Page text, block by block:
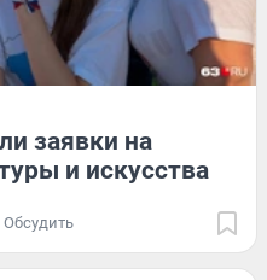
заявки на
и искусства
Обсудить